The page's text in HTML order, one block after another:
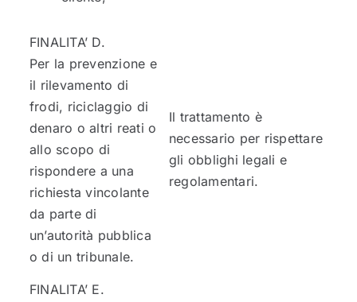
FINALITA’ D.
Per la prevenzione e
il rilevamento di
frodi, riciclaggio di
denaro o altri reati o
allo scopo di
rispondere a una
richiesta vincolante
da parte di
un’autorità pubblica
o di un tribunale.
Il trattamento è
necessario per rispettare
gli obblighi legali e
regolamentari.
FINALITA’ E.